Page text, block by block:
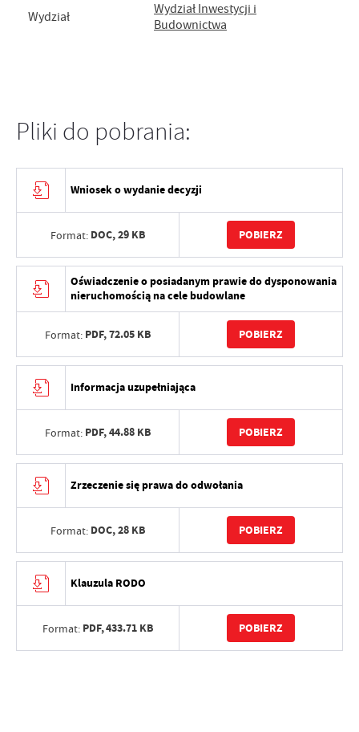
Wydział
Wydział Inwestycji i
Budownictwa
Pliki do pobrania:
Wniosek o wydanie decyzji
Format: DOC,29 KB POBIERZ
Oświadczenie o posiadanym prawie do dysponowania
nieruchomością na cele budowlane
Format: PDF,72.05 KB POBIERZ
Informacja uzupełniająca
Format: PDF,44.88 KB POBIERZ
Zrzeczenie się prawa do odwołania
Format: DOC,28 KB POBIERZ
Klauzula RODO
Format: PDF,433.71 KB POBIERZ